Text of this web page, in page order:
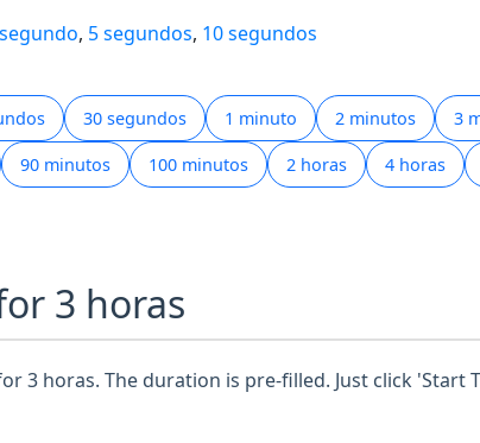
, 5 segundos, 10 segundos
30 segundos 1 minuto 2 minutos 3
90 minutos 100 minutos 2 horas 4 horas
3 horas
3 horas. The duration is pre-filled. Just click 'Start